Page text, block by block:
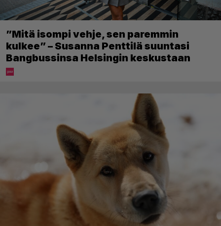
”Mitä isompi vehje, sen paremmin
kulkee” – Susanna Penttilä suuntasi
Bangbussinsa Helsingin keskustaan